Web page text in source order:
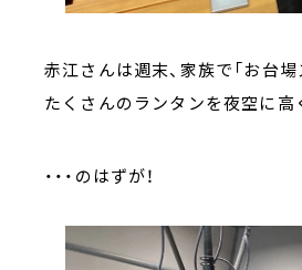
赤江さんは週末、家族で「お台
たくさんのランタンを夜空に高
・・・のはずが！